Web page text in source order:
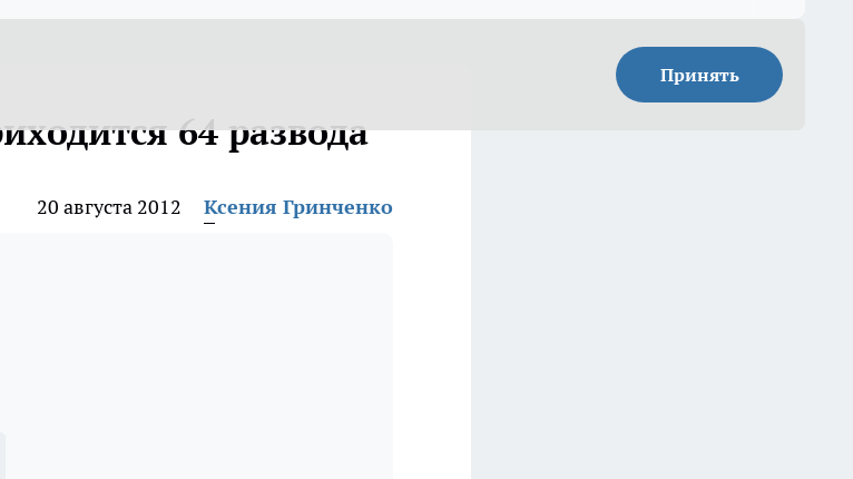
Принять
64 развода
20 августа 2012 Ксения Гринченко